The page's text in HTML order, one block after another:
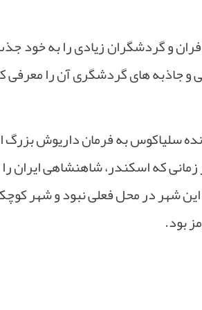
و گردشگران زیادی را به خود
و جاذبه های گردشگری آن را معرفی
سلیاکوس به فرمان داریوش بزرگ
که اسکندر، شاهنشاهی ایران
شهر در محل فعلی نبود و شهر
بود.